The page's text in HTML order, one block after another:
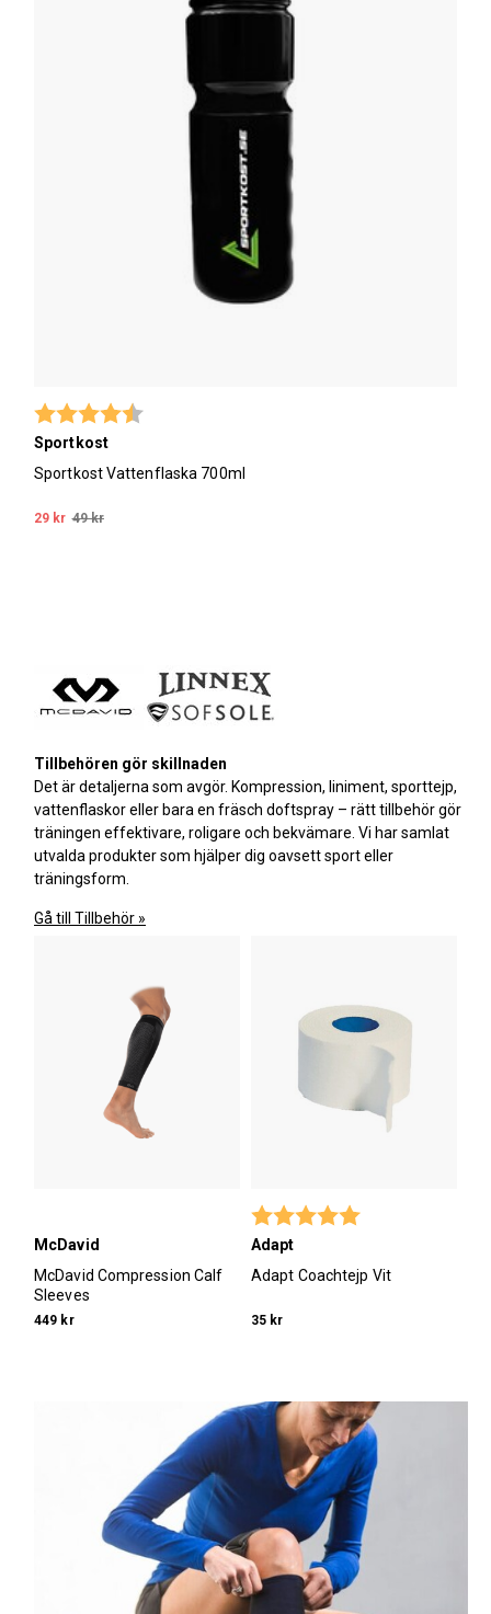
Betyg:
Sportkost
Sportkost Vattenflaska 700ml
29 kr 49 kr
Tillbehören gör skillnaden
Det är detaljerna som avgör. Kompression, liniment, sporttejp,
vattenflaskor eller bara en fräsch doftspray – rätt tillbehör gör
träningen effektivare, roligare och bekvämare. Vi har samlat
utvalda produkter som hjälper dig oavsett sport eller
träningsform.
Gå till Tillbehör »
McDavid
McDavid Compression Calf
Sleeves
449 kr
Betyg:
Adapt
Adapt Coachtejp Vit
35 kr